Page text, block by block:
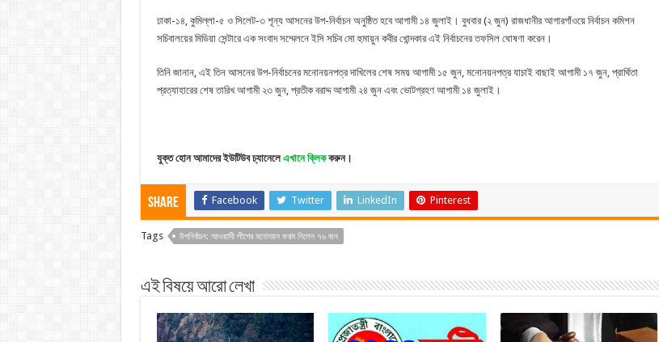
ঢাকা-১৪, কুমিল্লা-৫ ও সিলেট-৩ শূন্য আসনের উপ-নির্বাচন অনুষ্ঠিত হবে আগামী ১৪ জুলাই। বুধবার (২ জুন) রাজধানীর আগারগাঁওয়ে নির্বাচন কমিশন
সচিবালয়ের মিডিয়া সেন্টারে এক সংবাদ সম্মেলনে ইসি সচিব মো হুমায়ুন কবীর খোন্দকার এই নির্বাচনের তফসিল ঘোষণা করেন।
তিনি জানান, এই তিন আসনের উপ-নির্বাচনের মনোনয়নপত্র দাখিলের শেষ সময় আগামী ১৫ জুন, মনোনয়নপত্র যাচাই বাছাই আগামী ১৭ জুন, প্রার্থিতা
প্রত্যাহারের শেষ তারিখ আগামী ২৩ জুন, প্রতীক বরাদ্দ আগামী ২৪ জুন এবং ভোটগ্রহণ আগামী ১৪ জুলাই।
যুক্ত হোন আমাদের ইউটিউব চ্যানেলে এখানে ক্লিককরুন।
Share Facebook Twitter LinkedIn Pinterest
Tags উপনির্বাচন: আওয়ামী লীগের মনোনয়ন ফরম নিলেন ৭৬ জন
এই বিষয়ে আরো লেখা